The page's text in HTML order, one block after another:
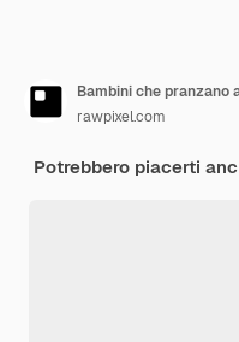
Bambini che pranzano
rawpixel.com
Potrebbero piacerti